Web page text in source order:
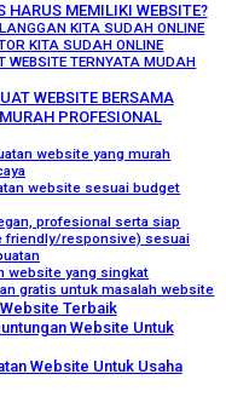
HARUS MEMILIKI WEBSITE?
KITA SUDAH ONLINE
KITA SUDAH ONLINE
WEBSITE TERNYATA MUDAH
WEBSITE BERSAMA
PROFESIONAL
website yang murah
website sesuai budget
profesional serta siap
friendly/responsive) sesuai
website yang singkat
gratis untuk masalah website
Terbaik
Website Untuk
Website Untuk Usaha